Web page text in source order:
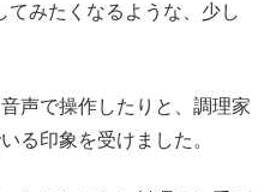
みたくなるような、少し
声で操作したりと、調理家
る印象を受けました。